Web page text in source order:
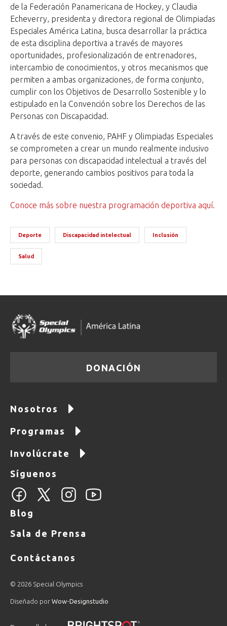
de la Federación Panamericana de Hockey, y Claudia
Echeverry, presidenta y directora regional de Olimpiadas
Especiales América Latina, busca desarrollar la práctica
de esta disciplina deportiva a través de mayores
oportunidades, profesionalización de entrenadores,
intercambio de conocimientos, y otros mecanismos que
permiten a ambas organizaciones, de forma conjunto,
cumplir con los Objetivos de Desarrollo Sostenible y lo
estipulado en la Convención sobre los Derechos de las
Personas con Discapacidad.
A través de este convenio, PAHF y Olimpiadas Especiales
se comprometen a crear un mundo realmente inclusivo
para personas con discapacidad intelectual a través del
deporte, generando cambios positivos para toda la
sociedad.
Conoce más sobre nuestra programación deportiva aquí.
Deporte Discapacidad intelectual Inclusión
Salud
DONACIÓN
Nosotros
Programas
Involúcrate
Síguenos
Blog
Sala de Prensa
Contáctanos
© 2026 Special Olympics
Diseñado por Wow-Designstudio